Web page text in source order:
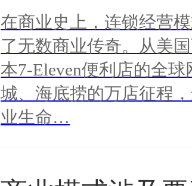
在商业史上，连锁经营
了无数商业传奇。从美
本7-Eleven便利店的全
城、海底捞的万店征程
业生命…